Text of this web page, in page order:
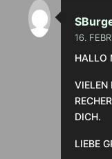
16.
HALLO
VIELEN
DICH.
LIEBE